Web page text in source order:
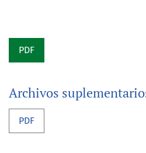
PDF
Archivos
PDF